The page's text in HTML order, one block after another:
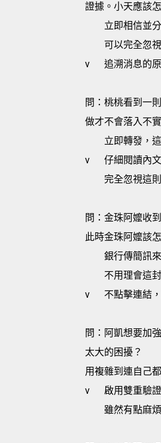
證據。小天應該
立即相信並
可以完全忽
v
追溯消息的
問：桃桃看到一
做才不會落入不
立即轉發，
v
仔細閱讀內
完全忽視這
問：金珠阿嬤收
此時金珠阿嬤該
銀行傳簡訊
不用理會這
v
不點擊連結
問：阿凱想要加
太大的困擾？
用複雜到連自己
v
啟用雙重驗
雖然有點麻